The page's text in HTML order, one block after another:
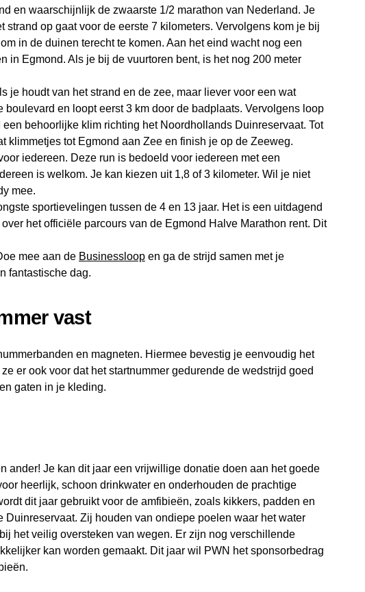
en waarschijnlijk de zwaarste 1/2 marathon van Nederland. Je
strand op gaat voor de eerste 7 kilometers. Vervolgens kom je bij
in de duinen terecht te komen. Aan het eind wacht nog een
in Egmond. Als je bij de vuurtoren bent, is het nog 200 meter
je houdt van het strand en de zee, maar liever voor een wat
boulevard en loopt eerst 3 km door de badplaats. Vervolgens loop
behoorlijke klim richting het Noordhollands Duinreservaat. Tot
klimmetjes tot Egmond aan Zee en finish je op de Zeeweg.
iedereen. Deze run is bedoeld voor iedereen met een
is welkom. Je kan kiezen uit 1,8 of 3 kilometer. Wil je niet
mee.
sportievelingen tussen de 4 en 13 jaar. Het is een uitdagend
het officiële parcours van de Egmond Halve Marathon rent. Dit
mee aan de Businessloop en ga de strijd samen met je
fantastische dag.
vast
en magneten. Hiermee bevestig je eenvoudig het
er ook voor dat het startnummer gedurende de wedstrijd goed
gaten in je kleding.
ander! Je kan dit jaar een vrijwillige donatie doen aan het goede
heerlijk, schoon drinkwater en onderhouden de prachtige
dit jaar gebruikt voor de amfibieën, zoals kikkers, padden en
Zij houden van ondiepe poelen waar het water
het veilig oversteken van wegen. Er zijn nog verschillende
kan worden gemaakt. Dit jaar wil PWN het sponsorbedrag